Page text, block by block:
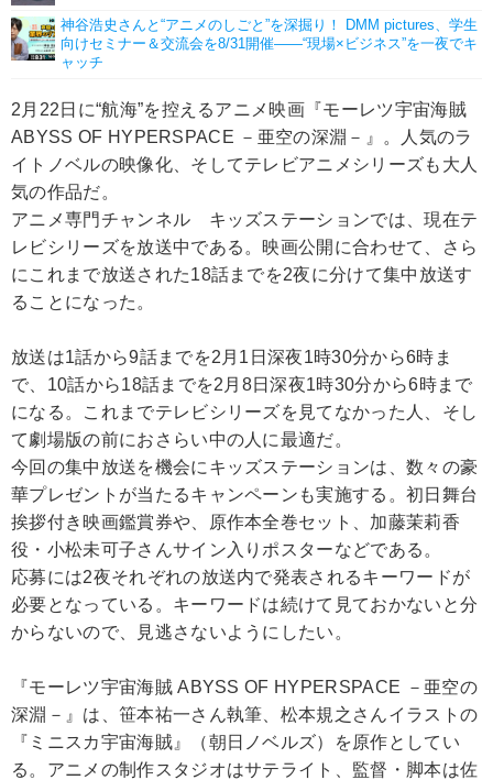
神谷浩史さんと“アニメのしごと”を深掘り！ DMM pictures、学生
向けセミナー＆交流会を8/31開催――“現場×ビジネス”を一夜でキ
ャッチ
2月22日に“航海”を控えるアニメ映画『モーレツ宇宙海賊
ABYSS OF HYPERSPACE －亜空の深淵－』。人気のラ
イトノベルの映像化、そしてテレビアニメシリーズも大人
気の作品だ。
アニメ専門チャンネル キッズステーションでは、現在テ
レビシリーズを放送中である。映画公開に合わせて、さら
にこれまで放送された18話までを2夜に分けて集中放送す
ることになった。
放送は1話から9話までを2月1日深夜1時30分から6時ま
で、10話から18話までを2月8日深夜1時30分から6時まで
になる。これまでテレビシリーズを見てなかった人、そし
て劇場版の前におさらい中の人に最適だ。
今回の集中放送を機会にキッズステーションは、数々の豪
華プレゼントが当たるキャンペーンも実施する。初日舞台
挨拶付き映画鑑賞券や、原作本全巻セット、加藤茉莉香
役・小松未可子さんサイン入りポスターなどである。
応募には2夜それぞれの放送内で発表されるキーワードが
必要となっている。キーワードは続けて見ておかないと分
からないので、見逃さないようにしたい。
『モーレツ宇宙海賊 ABYSS OF HYPERSPACE －亜空の
深淵－』は、笹本祐一さん執筆、松本規之さんイラストの
『ミニスカ宇宙海賊』（朝日ノベルズ）を原作としてい
る。アニメの制作スタジオはサテライト、監督・脚本は佐